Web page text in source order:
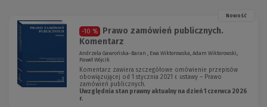
Nowość
-10 %
Prawo zamówień publicznych.
Komentarz
Andrzela Gawrońska-Baran , Ewa Wiktorowska, Adam Wiktorowski,
Paweł Wójcik
Komentarz zawiera szczegółowe omówienie przepisów
obowiązującej od 1 stycznia 2021 r. ustawy – Prawo
zamówień publicznych.
Uwzględnia stan prawny aktualny na dzień 1 czerwca 2026
r.